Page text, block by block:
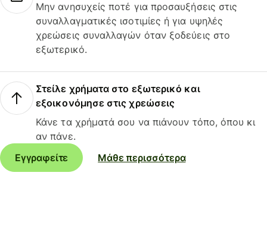
Μην ανησυχείς ποτέ για προσαυξήσεις στις
συναλλαγματικές ισοτιμίες ή για υψηλές
χρεώσεις συναλλαγών όταν ξοδεύεις στο
εξωτερικό.
Στείλε χρήματα στο εξωτερικό και
εξοικονόμησε στις χρεώσεις
Κάνε τα χρήματά σου να πιάνουν τόπο, όπου κι
αν πάνε.
Εγγραφείτε
Μάθε περισσότερα